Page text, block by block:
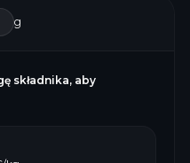
g
składnika, aby